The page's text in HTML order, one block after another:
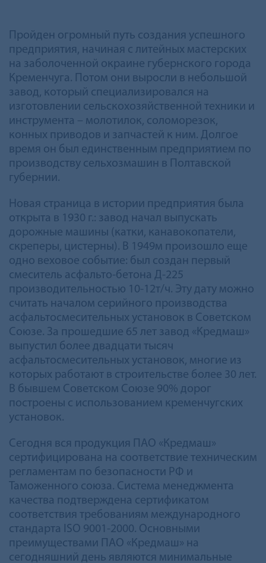
Пройден огромный путь создания успешного
предприятия, начиная с литейных мастерских
на заболоченной окраине губернского города
Кременчуга. Потом они выросли в небольшой
завод, который специализировался на
изготовлении сельскохозяйственной техники и
инструмента – молотилок, соломорезок,
конных приводов и запчастей к ним. Долгое
время он был единственным предприятием по
производству сельхозмашин в Полтавской
губернии.
Новая страница в истории предприятия была
открыта в 1930 г.: завод начал выпускать
дорожные машины (катки, канавокопатели,
скреперы, цистерны). В 1949м произошло еще
одно веховое событие: был создан первый
смеситель асфальто-бетона Д-225
производительностью 10-12т/ч. Эту дату можно
считать началом серийного производства
асфальтосмесительных установок в Советском
Союзе. За прошедшие 65 лет завод «Кредмаш»
выпустил более двадцати тысяч
асфальтосмесительных установок, многие из
которых работают в строительстве более 30 лет.
В бывшем Советском Союзе 90% дорог
построены с использованием кременчугских
установок.
Сегодня вся продукция ПАО «Кредмаш»
сертифицирована на соответствие техническим
регламентам по безопасности РФ и
Таможенного союза. Система менеджмента
качества подтверждена сертификатом
соответствия требованиям международного
стандарта ISO 9001-2000. Основными
преимуществами ПАО «Кредмаш» на
сегодняшний день являются минимальные